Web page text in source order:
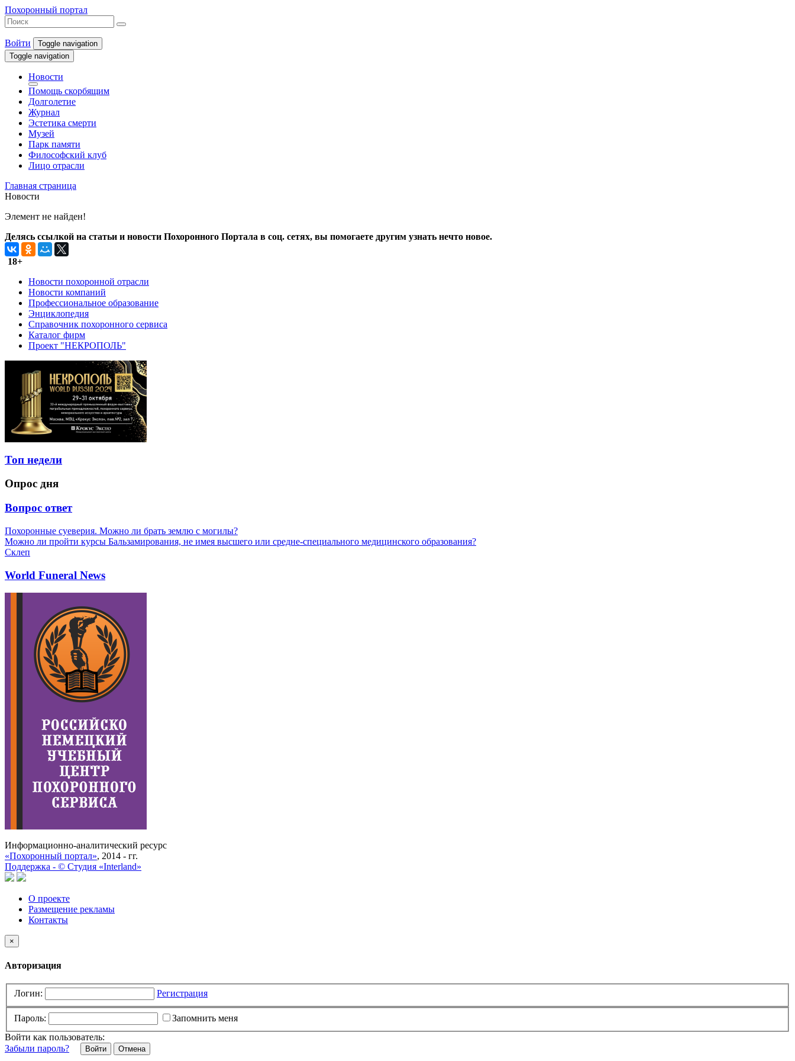
Похоронный портал
Войти
Toggle navigation
Toggle navigation
Новости
Помощь скорбящим
Долголетие
Журнал
Эстетика смерти
Музей
Парк памяти
Философский клуб
Лицо отрасли
Главная страница
Новости
Элемент не найден!
Делясь ссылкой на статьи и новости Похоронного Портала в соц. сетях, вы помогаете другим узнать нечто новое.
18+
Новости похоронной отрасли
Новости компаний
Профессиональное образование
Энциклопедия
Справочник похоронного сервиса
Каталог фирм
Проект "НЕКРОПОЛЬ"
Топ недели
Опрос дня
Вопрос ответ
Похоронные суеверия. Можно ли брать землю с могилы?
Можно ли пройти курсы Бальзамирования, не имея высшего или средне-специального медицинского образования?
Склеп
World Funeral News
Информационно-аналитический ресурс
«Похоронный портал», 2014 - гг.
Поддержка - © Cтудия «Interland»
О проекте
Размещение рекламы
Контакты
×
Авторизация
Логин: Регистрация
Пароль:
Запомнить меня
Войти как пользователь:
Забыли пароль?
Отмена